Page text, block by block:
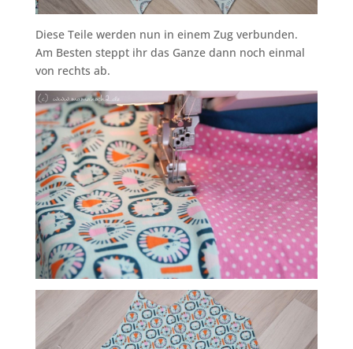
Diese Teile werden nun in einem Zug verbunden.
Am Besten steppt ihr das Ganze dann noch einmal
von rechts ab.